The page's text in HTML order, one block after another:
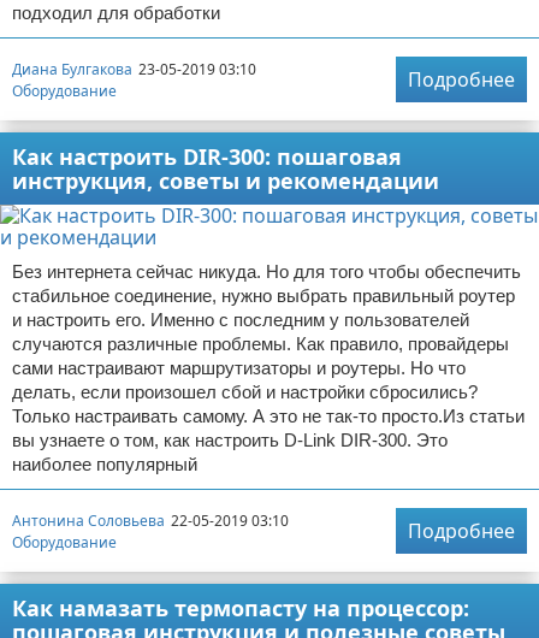
подходил для обработки
Диана Булгакова 23-05-2019 03:10
Оборудование
Подробнее
Как настроить DIR-300: пошаговая
инструкция, советы и рекомендации
Без интернета сейчас никуда. Но для того чтобы обеспечить
стабильное соединение, нужно выбрать правильный роутер
и настроить его. Именно с последним у пользователей
случаются различные проблемы. Как правило, провайдеры
сами настраивают маршрутизаторы и роутеры. Но что
делать, если произошел сбой и настройки сбросились?
Только настраивать самому. А это не так-то просто.Из статьи
вы узнаете о том, как настроить D-Link DIR-300. Это
наиболее популярный
Антонина Соловьева 22-05-2019 03:10
Оборудование
Подробнее
Как намазать термопасту на процессор:
пошаговая инструкция и полезные советы